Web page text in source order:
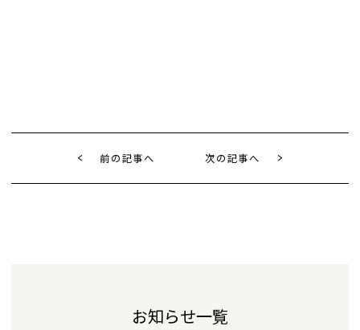
前の記事へ 次の記事へ
お知らせ一覧